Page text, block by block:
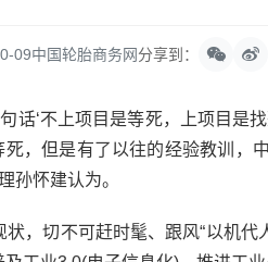
09中国轮胎商务网分享到：
‘不上项目是等死，上项目是找
，但是有了以往的经验教训，
孙怀建认为。
切不可赶时髦、跟风“以机代